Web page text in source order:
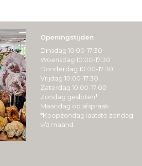
Openingstijden
Dinsdag 10:00-17:30
Woensdag 10:00-17:30
Donderdag 10:00-17:30
Vrijdag 10:00-17:30
Zaterdag 10:00-17:00
Zondag gesloten*
Maandag op afspraak
*Koopzondag laatste zondag
v/d maand